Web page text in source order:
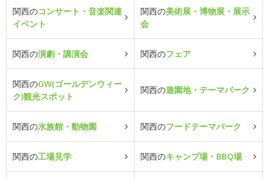
関西のコンサート・音楽関連
イベント
関西の美術展・博物展・展示
会
関西の演劇・講演会 関西のフェア
関西のGW(ゴールデンウィー
ク)観光スポット
関西の遊園地・テーマパーク
関西の水族館・動物園 関西のフードテーマパーク
関西の工場見学 関西のキャンプ場・BBQ場